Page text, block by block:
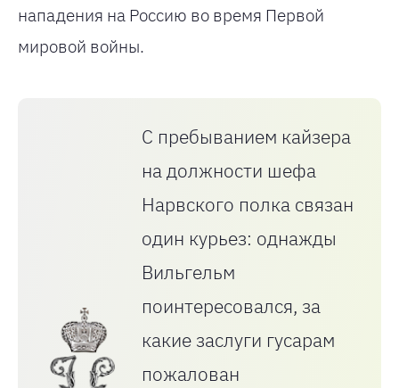
нападения на Россию во время Первой
мировой войны.
С пребыванием кайзера
на должности шефа
Нарвского полка связан
один курьез: однажды
Вильгельм
поинтересовался, за
какие заслуги гусарам
пожалован